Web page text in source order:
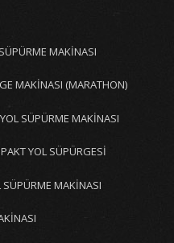
MAKİNASI
MAKİNASI (MARATHON)
SÜPÜRME MAKİNASI
YOL SÜPÜRGESİ
MAKİNASI